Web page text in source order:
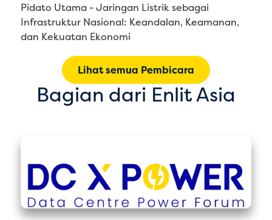
Pidato Utama - Jaringan Listrik sebagai
Infrastruktur Nasional: Keandalan, Keamanan,
dan Kekuatan Ekonomi
Lihat semua Pembicara
Bagian dari Enlit Asia